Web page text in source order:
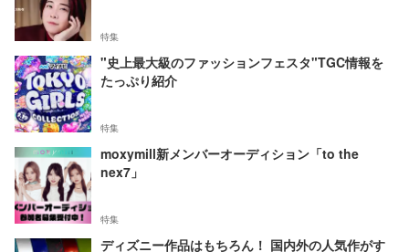
特集
"史上最大級のファッションフェスタ"TGC情報を
たっぷり紹介
特集
moxymill新メンバーオーディション「to the
nex7」
特集
ディズニー作品はもちろん！ 国内外の人気作がす